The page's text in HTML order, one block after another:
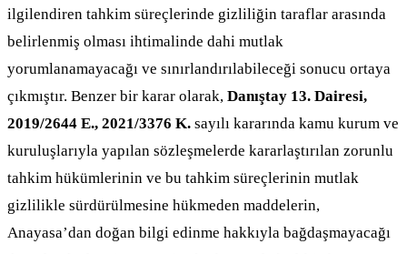
ilgilendiren tahkim süreçlerinde gizliliğin taraflar arasında
belirlenmiş olması ihtimalinde dahi mutlak
yorumlanamayacağı ve sınırlandırılabileceği sonucu ortaya
çıkmıştır. Benzer bir karar olarak, Danıştay 13. Dairesi,
2019/2644 E., 2021/3376 K. sayılı kararında kamu kurum ve
kuruluşlarıyla yapılan sözleşmelerde kararlaştırılan zorunlu
tahkim hükümlerinin ve bu tahkim süreçlerinin mutlak
gizlilikle sürdürülmesine hükmeden maddelerin,
Anayasa’dan doğan bilgi edinme hakkıyla bağdaşmayacağı